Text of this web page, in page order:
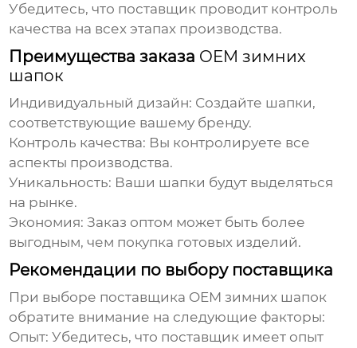
Убедитесь, что поставщик проводит контроль
качества на всех этапах производства.
Преимущества заказа OEM зимних
шапок
Индивидуальный дизайн: Создайте шапки,
соответствующие вашему бренду.
Контроль качества: Вы контролируете все
аспекты производства.
Уникальность: Ваши шапки будут выделяться
на рынке.
Экономия: Заказ оптом может быть более
выгодным, чем покупка готовых изделий.
Рекомендации по выбору поставщика
При выборе поставщика OEM зимних шапок
обратите внимание на следующие факторы:
Опыт: Убедитесь, что поставщик имеет опыт